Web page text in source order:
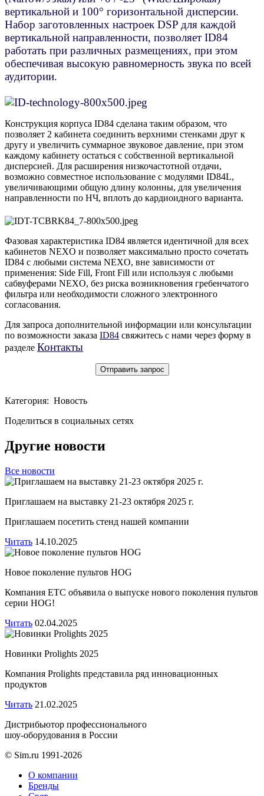
вертикальной и 100° горизонтальной дисперсии.
Набор заготовленных настроек DSP для каждой
вертикальной направленности, позволяет ID84
работать при различных размещениях, при этом
обеспечивая высокую равномерность звука по всей
аудитории.
Конструкция корпуса ID84 сделана таким образом, что
позволяет 2 кабинета соединить верхними стенками друг к
другу и увеличить суммарное звуковое давление, при этом
каждому кабинету остаться с собственной вертикальной
дисперсией. Для расширения низкочастотной отдачи,
возможно совместное использование с модулями ID84L,
увеличивающими общую длину колонны, для увеличения
направленности по НЧ, вплоть до кардиоидного варианта.
Фазовая характеристика ID84 является идентичной для всех
кабинетов NEXO и позволяет максимально просто сочетать
ID84 с любыми система NEXO, вне зависимости от
применения: Side Fill, Front Fill или используя с любыми
сабвуферами NEXO, без риска возникновения гребенчатого
фильтра или необходимости сложного электронного
согласования.
Для запроса дополнительной информации или консультации
по возможности заказа ID84 свяжитесь с нами через форму в
разделе Контакты
Отправить запрос
Категория: Новость
Поделиться в социальных сетях
Другие новости
Все новости
Приглашаем на выставку 21-23 октября 2025 г.
Приглашаем посетить стенд нашей компании
Читать 14.10.2025
Новое поколение пультов HOG
Компания ЕТС объявила о выпуске нового поколения пультов
серии HOG!
Читать 02.04.2025
Новинки Prolights 2025
Компания Prolights представила ряд инновационных
продуктов
Читать 21.02.2025
Дистрибьютор профессионального
шоу-оборудования в России
© Sim.ru 1991-2026
О компании
Бренды